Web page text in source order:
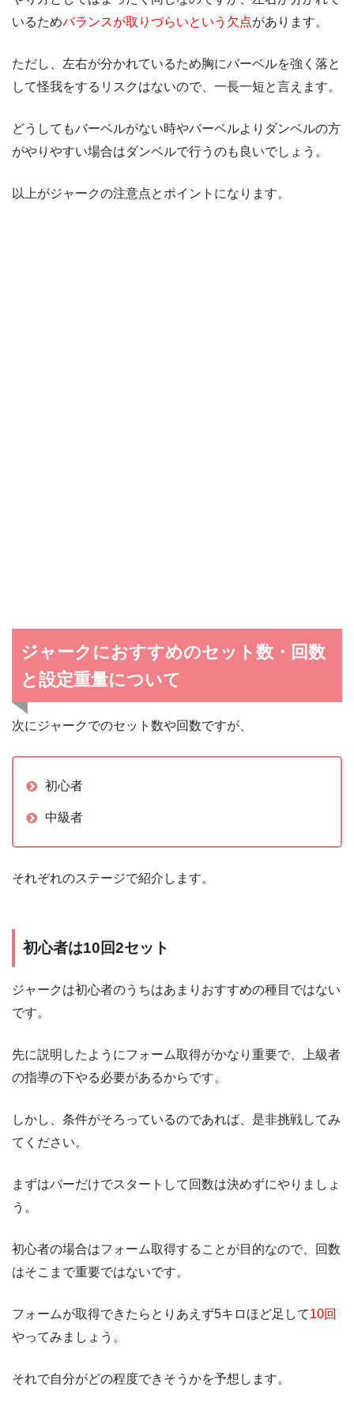
いるためバランスが取りづらいという欠点があります。
ただし、左右が分かれているため胸にバーベルを強く落と
して怪我をするリスクはないので、一長一短と言えます。
どうしてもバーベルがない時やバーベルよりダンベルの方
がやりやすい場合はダンベルで行うのも良いでしょう。
以上がジャークの注意点とポイントになります。
ジャークにおすすめのセット数・回数
と設定重量について
次にジャークでのセット数や回数ですが、
初心者
中級者
それぞれのステージで紹介します。
初心者は10回2セット
ジャークは初心者のうちはあまりおすすめの種目ではない
です。
先に説明したようにフォーム取得がかなり重要で、上級者
の指導の下やる必要があるからです。
しかし、条件がそろっているのであれば、是非挑戦してみ
てください。
まずはバーだけでスタートして回数は決めずにやりましょ
う。
初心者の場合はフォーム取得することが目的なので、回数
はそこまで重要ではないです。
フォームが取得できたらとりあえず5キロほど足して10回
やってみましょう。
それで自分がどの程度できそうかを予想します。